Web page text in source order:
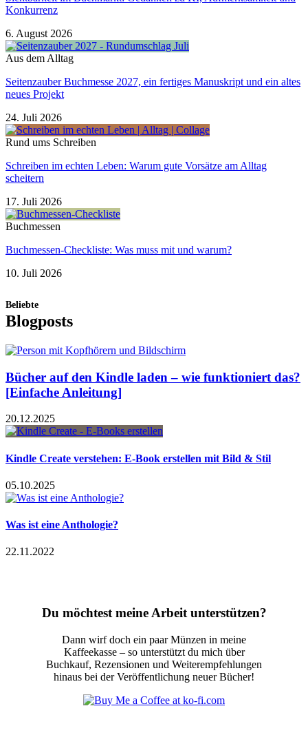
Konkurrenz
6. August 2026
Aus dem Alltag
Seitenzauber Buchmesse 2027, ein fertiges Manuskript und ein altes
neues Projekt
24. Juli 2026
Rund ums Schreiben
Schreiben im echten Leben: Warum gute Vorsätze am Alltag
scheitern
17. Juli 2026
Buchmessen
Buchmessen-Checkliste: Was muss mit und warum?
10. Juli 2026
Beliebte
Blogposts
Bücher auf den Kindle laden – wie funktioniert das?
[Einfache Anleitung]
20.12.2025
Kindle Create verstehen: E-Book erstellen mit Bild & Stil
05.10.2025
Was ist eine Anthologie?
22.11.2022
Du möchtest meine Arbeit unterstützen?
Dann wirf doch ein paar Münzen in meine
Kaffeekasse – so unterstützt du mich über
Buchkauf, Rezensionen und Weiterempfehlungen
hinaus bei der Veröffentlichung neuer Bücher!